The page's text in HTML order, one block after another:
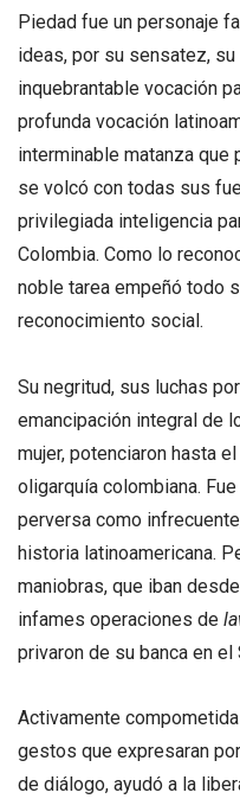
Piedad fue un personaje
ideas, por su sensatez,
inquebrantable vocación
profunda vocación
interminable matanza que
se volcó con todas sus
privilegiada inteligencia
Colombia. Como lo
noble tarea empeñó todo
reconocimiento social.
Su negritud, sus luchas
emancipación integral de
mujer, potenciaron hasta
oligarquía colombiana.
perversa como
historia latinoamericana.
maniobras, que iban
infames operaciones de
privaron de su banca en
Activamente
gestos que expresaran
de diálogo, ayudó a la